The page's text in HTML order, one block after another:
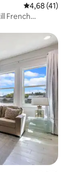
4,68 av 5 i
4,68 (41)
French